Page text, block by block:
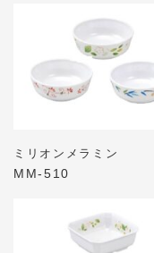
ミリオンメラミン
MM-510